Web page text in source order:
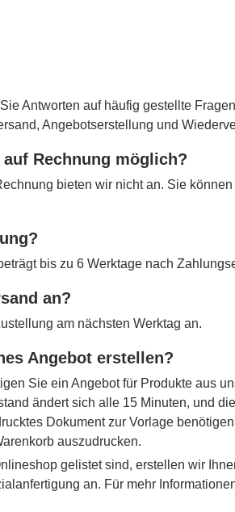
Antworten auf häufig gestellte
Angebotserstellung und
Rechnung möglich?
bieten wir nicht an. Sie
bis zu 6 Werktage nach
an?
am nächsten Werktag an.
Angebot erstellen?
Sie ein Angebot für Produkte aus
ändert sich alle 15 Minuten, und
Dokument zur Vorlage
auszudrucken.
gelistet sind, erstellen wir
an. Für mehr